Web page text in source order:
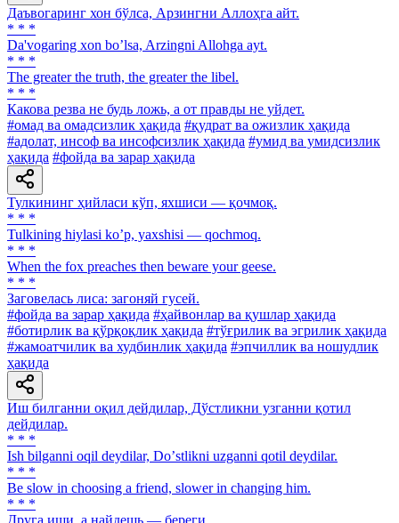
Даъвогаринг хон бўлса, Арзингни Аллоҳга айт.
* * *
Da'vogaring xon bo’lsa, Arzingni Allohga ayt.
* * *
The greater the truth, the greater the libel.
* * *
Какова резва не будь ложь, а от правды не уйдет.
#омад ва омадсизлик ҳақида #қудрат ва ожизлик ҳақида
#адолат, инсоф ва инсофсизлик ҳақида #умид ва умидсизлик
ҳақида #фойда ва зарар ҳақида
Тулкининг ҳийласи кўп, яхшиси — қочмоқ.
* * *
Tulkining hiylasi koʼp, yaxshisi — qochmoq.
* * *
When the fox preaches then beware your geese.
* * *
Заговелась лиса: загоняй гусей.
#фойда ва зарар ҳақида #ҳайвонлар ва қушлар ҳақида
#ботирлик ва қўрқоқлик ҳақида #тўғрилик ва эгрилик ҳақида
#жамоатчилик ва худбинлик ҳақида #эпчиллик ва ношудлик
ҳақида
Иш билганни оқил дейдилар, Дўстликни узганни қотил
дейдилар.
* * *
Ish bilganni oqil deydilar, Doʼstlikni uzganni qotil deydilar.
* * *
Be slow in choosing a friend, slower in changing him.
* * *